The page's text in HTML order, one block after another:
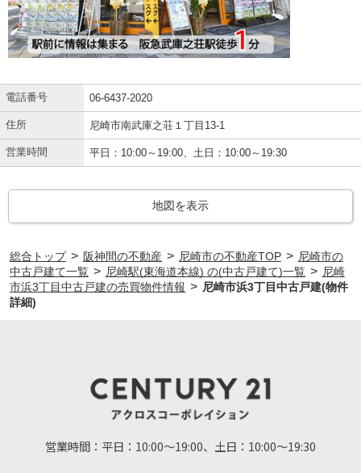
電話番号 06-6437-2020
住所 尼崎市南武庫之荘１丁目13-1
営業時間 平日：10:00～19:00、土日：10:00～19:30
地図を表示
総合トップ > 阪神間の不動産 > 尼崎市の不動産TOP > 尼崎市の
中古戸建て一覧 > 尼崎駅(東海道本線) の(中古戸建て)一覧 > 尼崎
市浜3丁目中古戸建の売買物件情報 > 尼崎市浜3丁目中古戸建(物件
詳細)
営業時間： 平日：10:00～19:00、土日：10:00～19:30